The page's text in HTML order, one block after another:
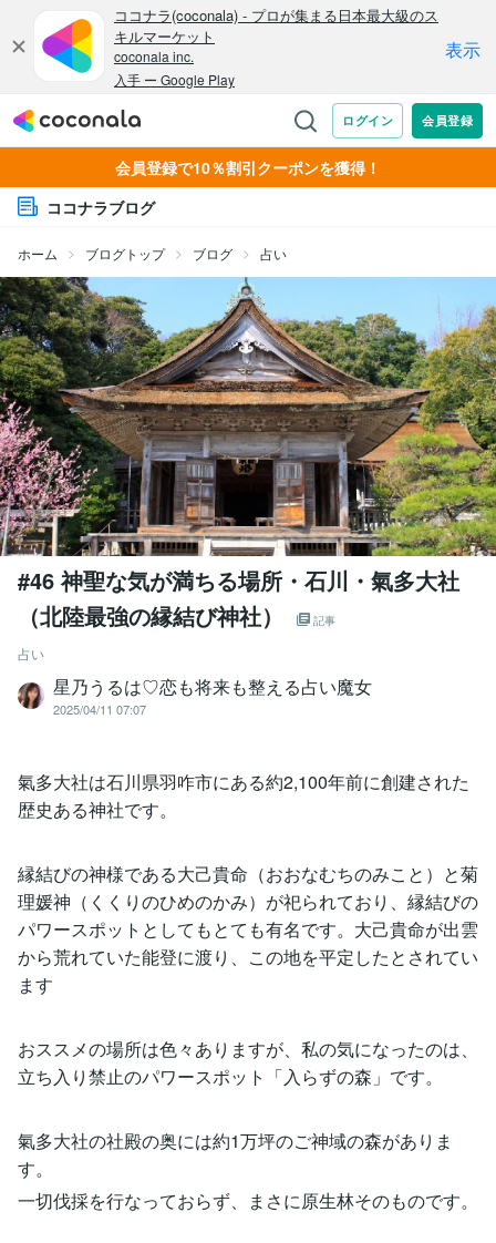
会員登録で10％割引クーポンを獲得！
ココナラブログ
ホーム ブログトップ ブログ 占い
#46 神聖な気が満ちる場所・石川・氣多大社
（北陸最強の縁結び神社）
記事
占い
星乃うるは♡恋も将来も整える占い魔女
2025/04/11 07:07
氣多大社は石川県羽咋市にある約2,100年前に創建された
歴史ある神社です。
縁結びの神様である大己貴命（おおなむちのみこと）と菊
理媛神（くくりのひめのかみ）が祀られており、縁結びの
パワースポットとしてもとても有名です。大己貴命が出雲
から荒れていた能登に渡り、この地を平定したとされてい
ます
おススメの場所は色々ありますが、私の気になったのは、
立ち入り禁止のパワースポット「入らずの森」です。
氣多大社の社殿の奥には約1万坪のご神域の森がありま
す。
一切伐採を行なっておらず、まさに原生林そのものです。